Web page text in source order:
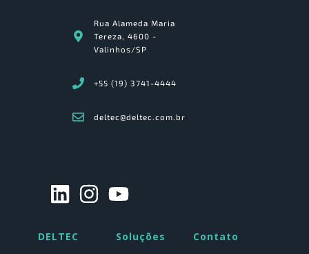
Rua Alameda Maria
Tereza, 4600 -
Valinhos/SP
+55 (19) 3741-4444
deltec@deltec.com.br
DELTEC Soluções Contato